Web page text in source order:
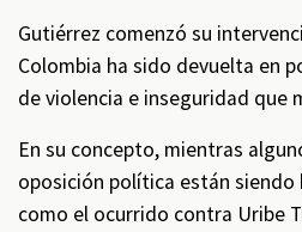
Gutiérrez comenzó su
Colombia ha sido devuelta en
de violencia e inseguridad que
En su concepto, mientras
oposición política están
como el ocurrido contra Uribe